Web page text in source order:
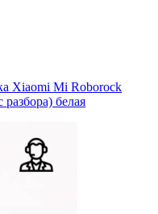
Xiaomi Mi Roborock
разбора) белая